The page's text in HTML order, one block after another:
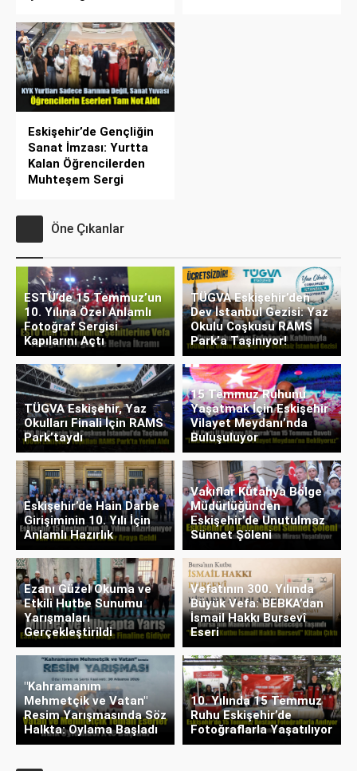
Eskişehir’de Gençliğin
Sanat İmzası: Yurtta
Kalan Öğrencilerden
Muhteşem Sergi
Öne Çıkanlar
ESTÜ’de 15 Temmuz’un
10. Yılına Özel Anlamlı
Fotoğraf Sergisi
Kapılarını Açtı
TÜGVA Eskişehir’den
Dev İstanbul Gezisi: Yaz
Okulu Coşkusu RAMS
Park’a Taşınıyor!
TÜGVA Eskişehir, Yaz
Okulları Finali İçin RAMS
Park’taydı
15 Temmuz Ruhunu
Yaşatmak İçin Eskişehir
Vilayet Meydanı’nda
Buluşuluyor
Eskişehir’de Hain Darbe
Girişiminin 10. Yılı İçin
Anlamlı Hazırlık
Vakıflar Kütahya Bölge
Müdürlüğünden
Eskişehir’de Unutulmaz
Sünnet Şöleni
Ezanı Güzel Okuma ve
Etkili Hutbe Sunumu
Yarışmaları
Gerçekleştirildi
Vefatının 300. Yılında
Büyük Vefa: BEBKA’dan
İsmail Hakkı Bursevî
Eseri
"Kahramanım
Mehmetçik ve Vatan"
Resim Yarışmasında Söz
Halkta: Oylama Başladı
10. Yılında 15 Temmuz
Ruhu Eskişehir’de
Fotoğraflarla Yaşatılıyor